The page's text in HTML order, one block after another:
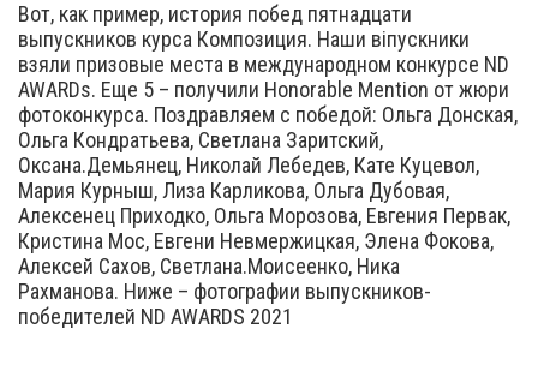
Вот, как пример, история побед пятнадцати
выпускников курса Композиция. Наши віпускники
взяли призовые места в международном конкурсе ND
AWARDs. Еще 5 – получили Honorable Mention от жюри
фотоконкурса. Поздравляем с победой: Ольга Донская,
Ольга Кондратьева, Светлана Заритский,
Оксана.Демьянец, Николай Лебедев, Кате Куцевол,
Мария Курныш, Лиза Карликова, Ольга Дубовая,
Алексенец Приходко, Ольга Морозова, Евгения Первак,
Кристина Мос, Евгени Невмержицкая, Элена Фокова,
Алексей Сахов, Светлана.Моисеенко, Ника
Рахманова. Ниже – фотографии выпускников-
победителей ND AWARDS 2021